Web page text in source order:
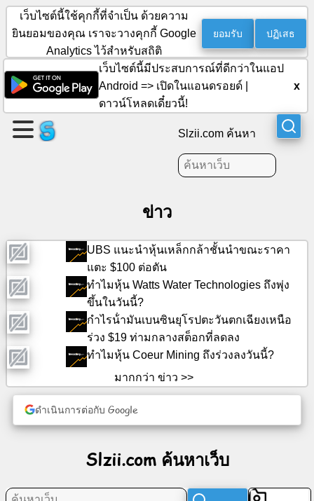
สร้าง
เพจ
สร้าง
ความ
บันเทิง
เครือ
ข่าย
สังคม
ข่าว
เว็บไซต์นี้ใช้คุกกี้ที่จำเป็น ด้วยความ
ยินยอมของคุณ เราจะวางคุกกี้ Google
Analytics ไว้สำหรับสถิติ
ยอมรับ ปฏิเสธ
เว็บไซต์นี้มีประสบการณ์ที่ดีกว่าในแอป
Android => เปิดในแอนดรอยด์
ดาวน์โหลดเดี๋ยวนี้!
x
Slzii.com ค้นหา
ข่าว
UBS แนะนําหุ้นเหล็กกล้าชั้นนําขณะราคา
แตะ $100 ต่อตัน
ทําไมหุ้น Watts Water Technologies ถึงพุ่ง
ขึ้นในวันนี้?
กําไรน้ํามันเบนซินยุโรปตะวันตกเฉียงเหนือ
ร่วง $19 ท่ามกลางสต็อกที่ลดลง
ทําไมหุ้น Coeur Mining ถึงร่วงลงวันนี้?
มากกว่า ข่าว >>
ดำเนินการต่อกับ Google
Slzii.com ค้นหาเว็บ